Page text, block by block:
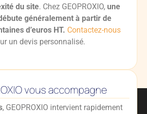
du site. Chez GEOPROXIO,une
généralement à partir de
d’euros HT. Contactez-nous
un devis personnalisé.
vous accompagne
, GEOPROXIO intervient rapidement